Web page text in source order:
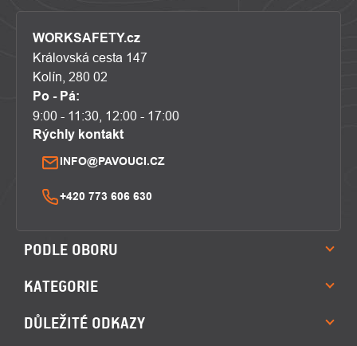
WORKSAFETY.cz
Královská cesta 147
Kolín, 280 02
Po - Pá:
9:00 - 11:30, 12:00 - 17:00
Rýchly kontakt
INFO@PAVOUCI.CZ
+420 773 606 630
PODLE OBORU
KATEGORIE
DŮLEŽITÉ ODKAZY